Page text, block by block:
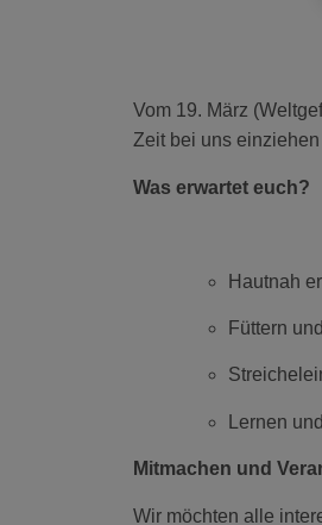
Vom 19. März
Zeit bei uns
Was erwartet euch?
Hautnah
Füttern
Lernen
Mitmachen und
Wir möchten alle